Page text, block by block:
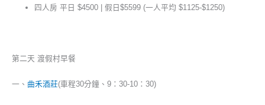
四人房 平日 $4500 | 假日$5599 (一人平均 $1125-$1250)
第二天 渡假村早餐
一、 曲禾酒莊(車程30分鐘、9：30-10：30)